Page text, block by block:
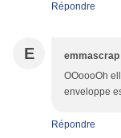
Répondre
E emmascrap
OOoooOh
enveloppe
Répondre